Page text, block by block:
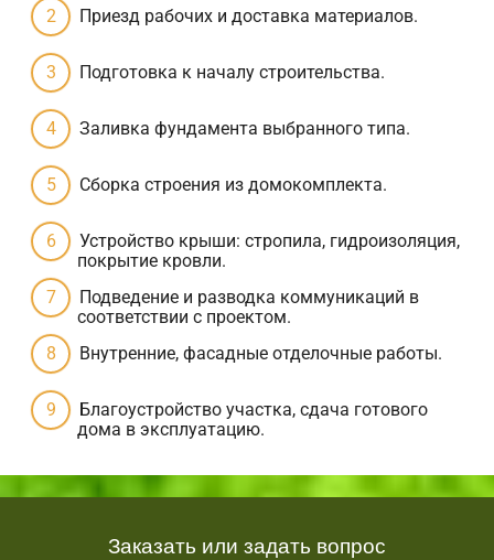
Приезд рабочих и доставка материалов.
Подготовка к началу строительства.
Заливка фундамента выбранного типа.
Сборка строения из домокомплекта.
Устройство крыши: стропила, гидроизоляция,
покрытие кровли.
Подведение и разводка коммуникаций в
соответствии с проектом.
Внутренние, фасадные отделочные работы.
Благоустройство участка, сдача готового
дома в эксплуатацию.
Заказать или задать вопрос